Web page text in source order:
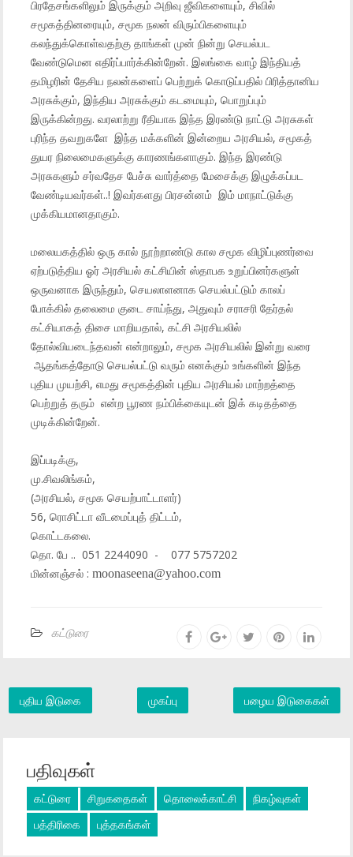
பிரதேசங்களிலும் இருக்கும் அறிவு ஜீவிகளையும், சிவில்
சமூகத்தினரையும், சமூக நலன் விரும்பிகளையும்
கலந்துக்கொள்வதற்கு தாங்கள் முன் நின்று செயல்பட
வேண்டுமென எதிர்ப்பார்க்கின்றேன். இலங்கை வாழ் இந்தியத்
தமிழரின் தேசிய நலன்களைப் பெற்றுக் கொடுப்பதில் பிரித்தானிய
அரசுக்கும், இந்திய அரசுக்கும் கடமையும், பொறுப்பும்
இருக்கின்றது. வரலாற்று ரீதியாக இந்த இரண்டு நாட்டு அரசுகள்
புரிந்த தவறுகளே இந்த மக்களின் இன்றைய அரசியல், சமூகத்
துயர நிலைமைகளுக்கு காரணங்களாகும். இந்த இரண்டு
அரசுகளும் சர்வதேச பேச்சு வார்த்தை மேசைக்கு இழுக்கப்பட
வேண்டியவர்கள்..! இவர்களது பிரசன்னம் இம் மாநாட்டுக்கு
முக்கியமானதாகும்.
மலையகத்தில் ஒரு கால் நூற்றாண்டு கால சமூக விழிப்புணர்வை
ஏற்படுத்திய ஓர் அரசியல் கட்சியின் ஸ்தாபக உறுப்பினர்களுள்
ஒருவனாக இருந்தும், செயலாளனாக செயல்பட்டும் காலப்
போக்கில் தலைமை குடை சாய்ந்து, அதுவும் சராசரி தேர்தல்
கட்சியாகத் திசை மாறியதால், கட்சி அரசியலில்
தோல்வியடைந்தவன் என்றாலும், சமூக அரசியலில் இன்று வரை
ஆதங்கத்தோடு செயல்பட்டு வரும் எனக்கும் உங்களின் இந்த
புதிய முயற்சி, எமது சமூகத்தின் புதிய அரசியல் மாற்றத்தை
பெற்றுத் தரும் என்ற பூரண நம்பிக்கையுடன் இக் கடிதத்தை
முடிக்கின்றேன்.
இப்படிக்கு,
மு.சிவலிங்கம்,
(அரசியல், சமூக செயற்பாட்டாளர்)
56, ரொசிட்டா வீடமைப்புத் திட்டம்,
கொட்டகலை.
தொ. பே .. 051 2244090 - 077 5757202
மின்னஞ்சல் :moonaseena@yahoo.com
கட்டுரை
புதிய இடுகை பழைய இடுகைகள்
முகப்பு
பதிவுகள்
கட்டுரை சிறுகதைகள் தொலைக்காட்சி
நிகழ்வுகள்
பத்திரிகை
புத்தகங்கள்